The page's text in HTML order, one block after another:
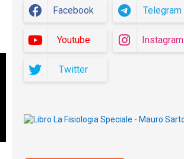
Facebook Telegram
Youtube Instagram
Twitter